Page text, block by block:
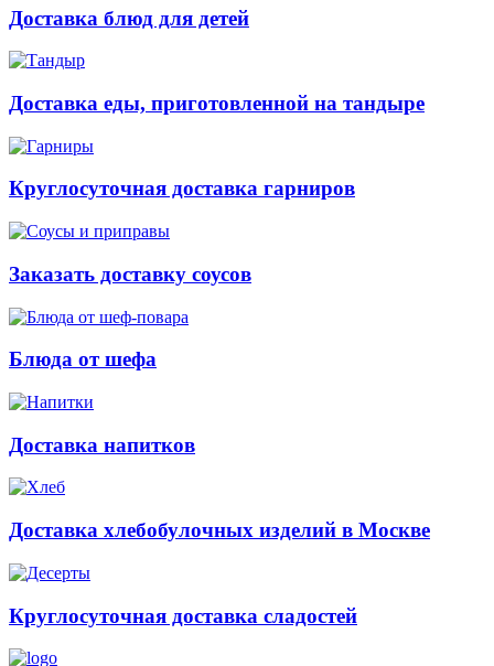
Доставка блюд для детей
Доставка еды, приготовленной на тандыре
Круглосуточная доставка гарниров
Заказать доставку соусов
Блюда от шефа
Доставка напитков
Доставка хлебобулочных изделий в Москве
Круглосуточная доставка сладостей